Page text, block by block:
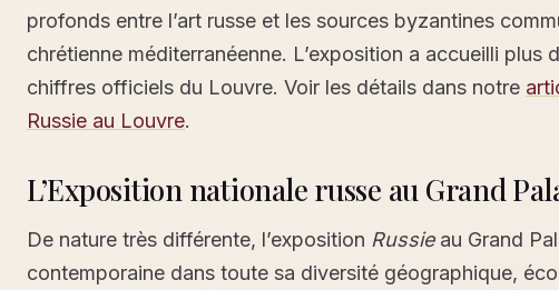
profonds entre l’art russe et les sources byzantines
chrétienne méditerranéenne. L’exposition a accueilli plus
chiffres officiels du Louvre. Voir les détails dans notre
Russie au Louvre.
L’Exposition nationale russe au Grand
De nature très différente, l’exposition Russieau Grand
contemporaine dans toute sa diversité géographique,